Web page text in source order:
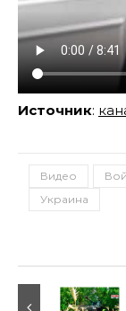
Источник:
Видео
Украина